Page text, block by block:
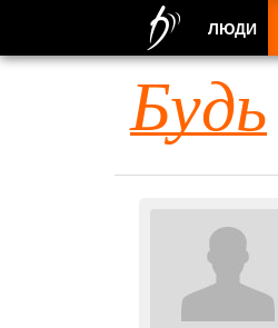
Будь
ЛЮДИ